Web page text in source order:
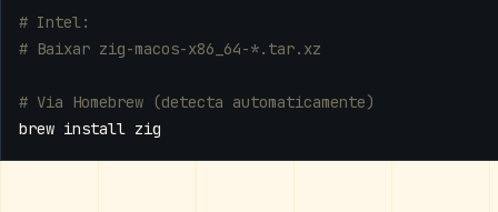
# Intel:
# Baixar zig-macos-x86_64-*.tar.xz
# Via Homebrew (detecta automaticamente)